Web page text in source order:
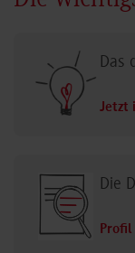
Das
Jetzt
Die